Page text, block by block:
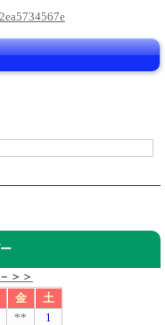
－＞＞
金
土
** 1